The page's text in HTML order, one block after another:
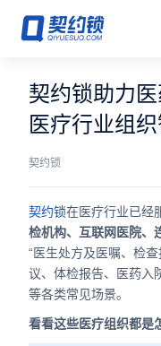
电子签章
印章管控
数字存档
安全合规
方案
案例
契约锁助力
医疗行业组
契约锁
契约锁在医疗行业已经
检机构、互联网医院、
“医生处方及医嘱、检
议、体检报告、医药入
等各类常见场景。
看看这些医疗组织都是